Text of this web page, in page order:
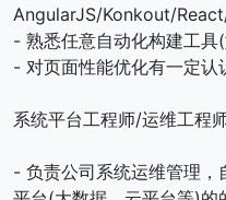
AngularJS/Konkout/
- 熟悉任意自动化构建工
- 对页面性能优化有一定认
系统平台工程师/运维工程
- 负责公司系统运维管理，